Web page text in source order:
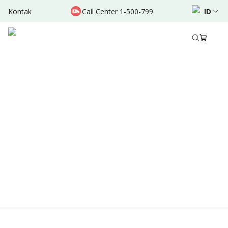
Kontak Call Center 1-500-799 ID
Location & Schedule